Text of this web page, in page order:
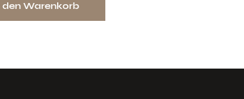
den Warenkorb